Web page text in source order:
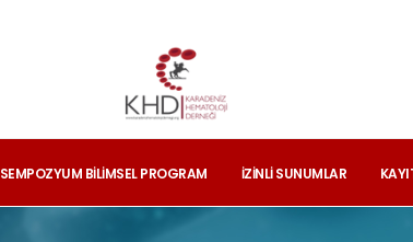
SEMPOZYUM BILIMSEL PROGRAM İZİNLİ SUNUMLAR